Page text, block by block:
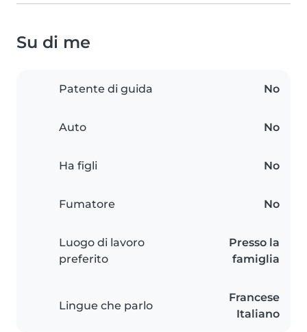
Su di me
Patente di guida No
Auto No
Ha figli No
Fumatore No
Luogo di lavoro
preferito
Presso la
famiglia
Lingue che parlo
Francese
Italiano